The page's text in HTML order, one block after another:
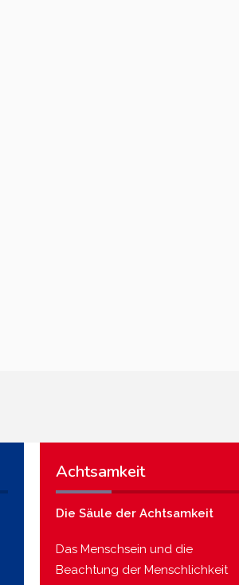
Achtsamkeit
Die Säule der Achtsamkeit
Das Menschsein und die
Beachtung der Menschlichkeit